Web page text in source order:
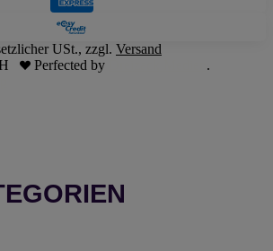
USt., zzgl. Versand
Perfected by
.